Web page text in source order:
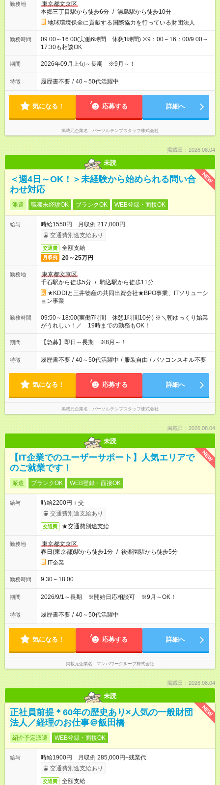
勤務地
東京都文京区
本郷三丁目駅から徒歩6分 / 湯島駅から徒歩10分
地球環境保全に貢献する国際協力を行っている財団法人
勤務時間
09:00～16:00(実働6時間 休憩1時間) ※9：00～16：00/9:00～
17:30も相談OK
期間 2026年09月上旬～長期 ※9月～！
特徴 履歴書不要 / 40～50代活躍中
気になる！ 応募する 詳細へ
掲載元企業名 パーソルテンプスタッフ株式会社
掲載日：2026.08.04
未読
NEW
＜週4日～OK！＞未経験から始められる問い合
わせ対応
派遣 職種未経験OK ブランクOK WEB登録・面接OK
給与
時給1550円 月収例 217,000円
交通費別途支給あり
交通費 全額支給
月収例 20～25万円
勤務地
東京都文京区
千石駅から徒歩5分 / 駒込駅から徒歩11分
★KDDIと三井物産の共同出資会社★BPO事業、ITソリューシ
ョン事業
勤務時間
09:50～18:00(実働7時間 休憩1時間10分) ※＼朝ゆっくり始業
がうれしい！／ 19時までの勤務もOK！
期間 【急募】即日～長期 ※8月～！
特徴 履歴書不要 / 40～50代活躍中 / 服装自由 / パソコンスキル不要
気になる！ 応募する 詳細へ
掲載元企業名 パーソルテンプスタッフ株式会社
掲載日：2026.08.04
未読
NEW
【IT企業でのユーザーサポート】人気エリアで
のご就業です！
派遣 ブランクOK WEB登録・面接OK
給与
時給2200円＋交
交通費別途支給あり
交通費 ★交通費別途支給
勤務地
東京都文京区
春日(東京都)駅から徒歩1分 / 後楽園駅から徒歩5分
IT企業
勤務時間 9:30～18:00
期間 2026/9/1～長期 ※開始日応相談可 ※9月～OK！
特徴 履歴書不要 / 40～50代活躍中
気になる！ 応募する 詳細へ
掲載元企業名 マンパワーグループ株式会社
掲載日：2026.08.04
未読
NEW
正社員前提＊60年の歴史あり×人気の一般財団
法人／経理のお仕事＠飯田橋
紹介予定派遣 WEB登録・面接OK
給与
時給1900円 月収例 285,000円+残業代
交通費別途支給あり
交通費 全額支給